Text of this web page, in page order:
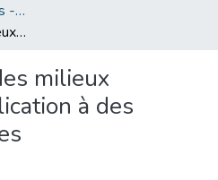
Sciences et Technologies - العلوم و التكنولوجيا
Bioremédiation des milieux aquatiques: Application à des polluants modèles
milieux
à des